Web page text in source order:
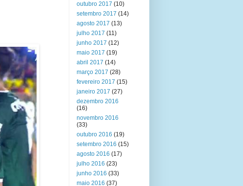
outubro 2017 (10)
setembro 2017 (14)
agosto 2017 (13)
julho 2017 (11)
junho 2017 (12)
maio 2017 (19)
abril 2017 (14)
março 2017 (28)
fevereiro 2017 (15)
janeiro 2017 (27)
dezembro 2016
(16)
novembro 2016
(33)
outubro 2016 (19)
setembro 2016 (15)
agosto 2016 (17)
julho 2016 (23)
junho 2016 (33)
maio 2016 (37)